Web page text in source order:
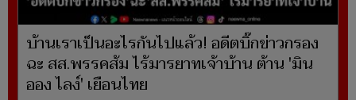
บ้านเราเป็นอะไรกันไปแล้ว! อดีตบิ๊กข่าวกรอง
ฉะ สส.พรรคส้ม ไร้มารยาทเจ้าบ้าน ต้าน 'มิน
ออง ไลง์' เยือนไทย